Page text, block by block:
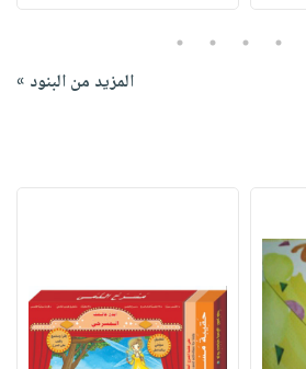
2
3
4
5
المزيد من البنود »